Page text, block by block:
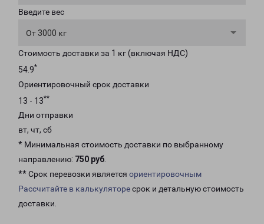
Введите вес
От 3000 кг
Стоимость доставки за 1 кг (включая НДС)
54.9*
Ориентировочный срок доставки
13 - 13**
Дни отправки
вт, чт, сб
* Минимальная стоимость доставки по выбранному
направлению: 750 руб.
** Срок перевозки является ориентировочным
Рассчитайте в калькуляторесрок и детальную стоимость
доставки.